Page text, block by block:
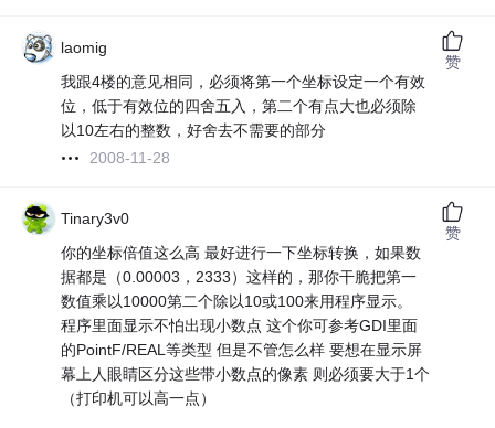
laomig
我跟4楼的意见相同，必须将第一个坐标设定一个有效
位，低于有效位的四舍五入，第二个有点大也必须除
以10左右的整数，好舍去不需要的部分
2008-11-28
赞
Tinary3v0
你的坐标倍值这么高 最好进行一下坐标转换，如果数
据都是（0.00003，2333）这样的，那你干脆把第一
数值乘以10000第二个除以10或100来用程序显示。
程序里面显示不怕出现小数点 这个你可参考GDI里面
的PointF/REAL等类型 但是不管怎么样 要想在显示屏
幕上人眼睛区分这些带小数点的像素 则必须要大于1个
（打印机可以高一点）
赞